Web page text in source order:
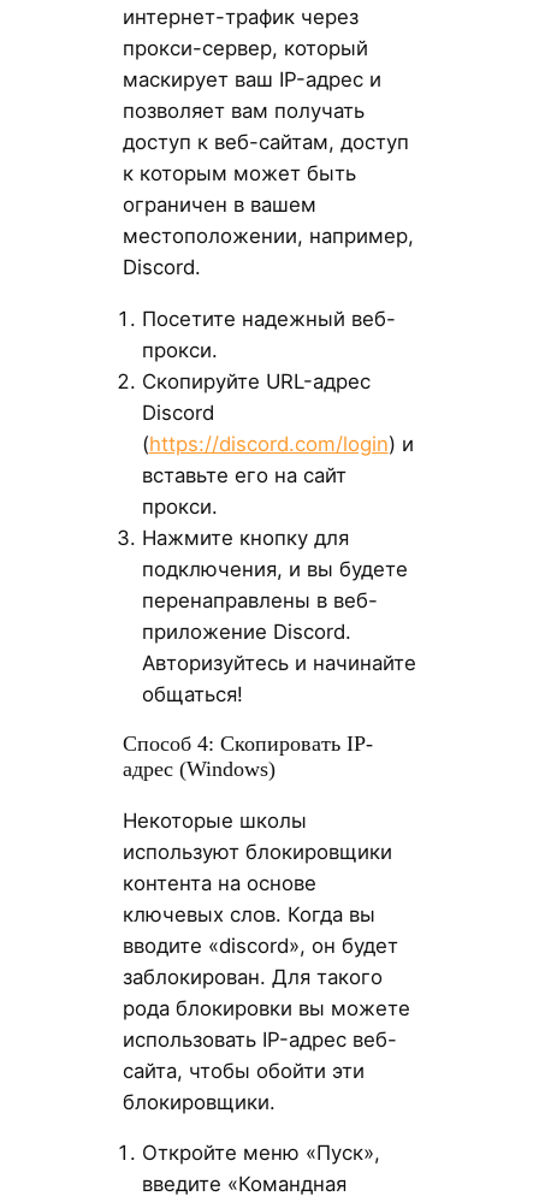
интернет-трафик через
прокси-сервер, который
маскирует ваш IP-адрес и
позволяет вам получать
доступ к веб-сайтам, доступ
к которым может быть
ограничен в вашем
местоположении, например,
Discord.
Посетите надежный веб-
прокси.
Скопируйте URL-адрес
Discord
(https://discord.com/login) и
вставьте его на сайт
прокси.
Нажмите кнопку для
подключения, и вы будете
перенаправлены в веб-
приложение Discord.
Авторизуйтесь и начинайте
общаться!
Способ 4: Скопировать IP-
адрес (Windows)
Некоторые школы
используют блокировщики
контента на основе
ключевых слов. Когда вы
вводите «discord», он будет
заблокирован. Для такого
рода блокировки вы можете
использовать IP-адрес веб-
сайта, чтобы обойти эти
блокировщики.
Откройте меню «Пуск»,
введите «Командная